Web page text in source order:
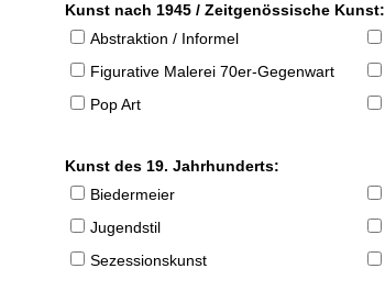
Kunst nach 1945 / Zeitgenössische Kunst:
Abstraktion / Informel
Figurative Malerei 70er-Gegenwart
Pop Art
Kunst des 19. Jahrhunderts:
Biedermeier
Jugendstil
Sezessionskunst